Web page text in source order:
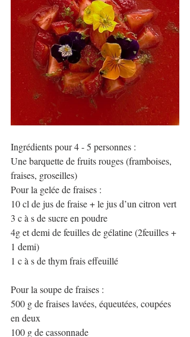
Ingrédients pour 4 - 5 personnes :
Une barquette de fruits rouges (framboises,
fraises, groseilles)
Pour la gelée de fraises :
10 cl de jus de fraise + le jus d’un citron vert
3 c à s de sucre en poudre
4g et demi de feuilles de gélatine (2feuilles +
1 demi)
1 c à s de thym frais effeuillé
Pour la soupe de fraises :
500 g de fraises lavées, équeutées, coupées
en deux
100 g de cassonnade